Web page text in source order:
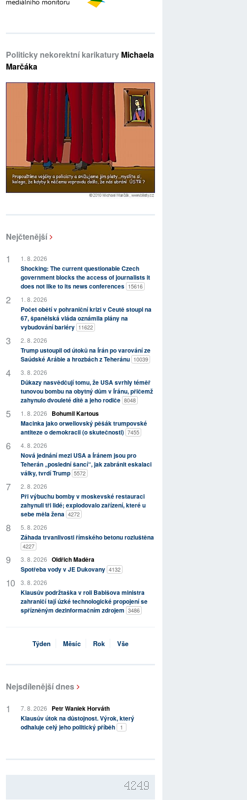
Politicky nekorektní karikatury Michaela
Marčáka
Nejčtenější
1. 8. 2026
Shocking: The current questionable Czech
government blocks the access of journalists it
does not like to its news conferences 15616
1. 8. 2026
Počet obětí v pohraniční krizi v Ceutě stoupl na
67, španělská vláda oznámila plány na
vybudování bariéry 11622
2. 8. 2026
Trump ustoupil od útoků na Írán po varování ze
Saúdské Arábie a hrozbách z Teheránu 10039
3. 8. 2026
Důkazy nasvědčují tomu, že USA svrhly téměř
tunovou bombu na obytný dům v Íránu, přičemž
zahynulo dvouleté dítě a jeho rodiče 8048
1. 8. 2026
Bohumil Kartous
Macinka jako orwellovský pěšák trumpovské
antiteze o demokracii (o skutečnosti) 7455
4. 8. 2026
Nová jednání mezi USA a Íránem jsou pro
Teherán „poslední šancí“, jak zabránit eskalaci
války, tvrdí Trump 5572
2. 8. 2026
Při výbuchu bomby v moskevské restauraci
zahynuli tři lidé; explodovalo zařízení, které u
sebe měla žena 4272
5. 8. 2026
Záhada trvanlivosti římského betonu rozluštěna
4227
3. 8. 2026 Oldřich Maděra
Spotřeba vody v JE Dukovany 4132
3. 8. 2026
Klausův podržtaška v roli Babišova ministra
zahraničí tají úzké technologické propojení se
spřízněným dezinformačním zdrojem 3486
Týden Měsíc Rok Vše
Nejsdílenější dnes
7. 8. 2026
Petr Waniek Horváth
Klausův útok na důstojnost. Výrok, který
odhaluje celý jeho politický příběh
1
4249